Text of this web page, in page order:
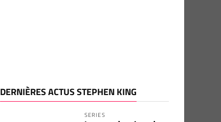
DERNIÈRES ACTUS STEPHEN KING
SERIES